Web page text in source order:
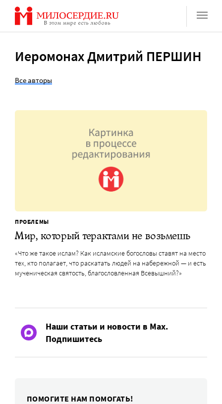
Перейти
содержанию
Иеромонах Дмитрий ПЕРШИН
Все авторы
ПРОБЛЕМЫ
Мир, который терактами не возьмешь
«Что же такое ислам? Как исламские богословы ставят на место
тех, кто полагает, что раскатать людей на набережной — и есть
мученическая святость, благословленная Всевышний?»
Наши статьи и новости в Max.
Подпишитесь
ПОМОГИТЕ НАМ ПОМОГАТЬ!